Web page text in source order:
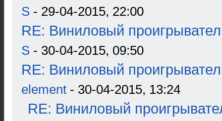
S - 29-04-2015, 22:00
RE: Виниловый
S - 30-04-2015, 09:50
RE: Виниловый
element - 30-04-2015, 13:24
RE: Виниловый